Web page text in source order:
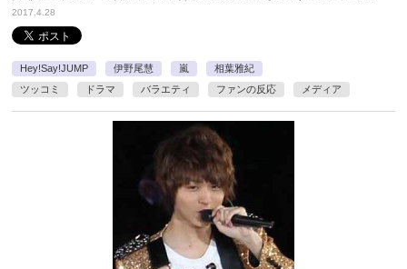
2017.4.28
Hey!Say!JUMP 伊野尾慧 嵐
相葉雅紀
ツッコミ
ドラマ バラエティ ファンの反応 メディア